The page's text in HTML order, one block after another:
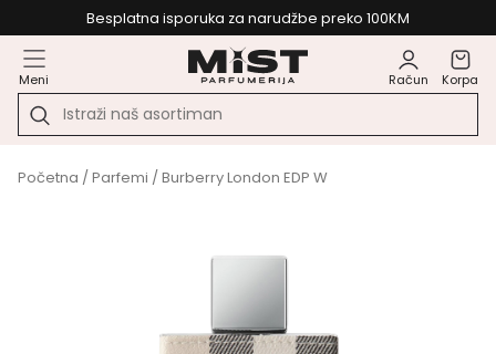
Besplatna isporuka za narudžbe preko 100KM
Meni Račun Korpa
Početna /Parfemi / Burberry London EDP W